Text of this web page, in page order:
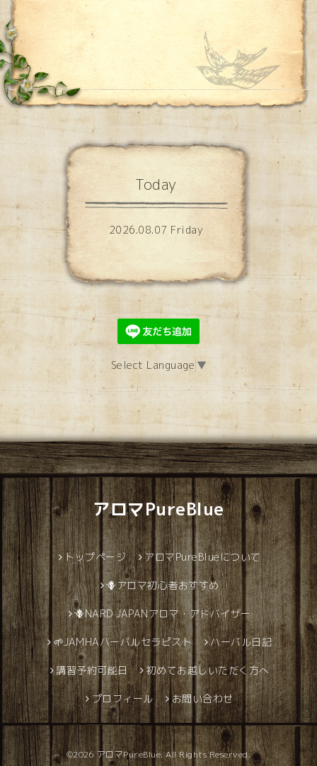
Today
2026.08.07 Friday
Select Language ▼
アロマPureBlue
トップページ アロマPureBlueについて
🪻アロマ初心者おすすめ
🪻NARD JAPANアロマ・アドバイザー
🌱JAMHAハーバルセラピスト ハーバル日記
講習予約可能日 初めてお越しいただく方へ
プロフィール お問い合わせ
©2026アロマPureBlue. All Rights Reserved.